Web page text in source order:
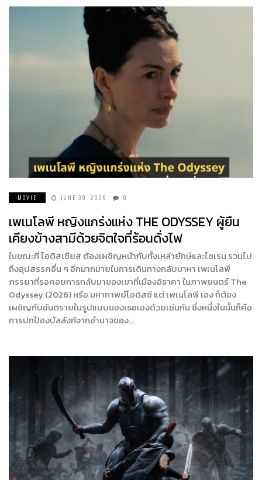
MOVIE JUNE 30, 2026 0
เพเนโลพี หญิงแกร่งแห่ง THE ODYSSEY ผู้ยืน
เคียงข้างสามีด้วยจิตใจที่ร้อนดั่งไฟ
ในขณะที่ โอดิสเซียส ต้องเผชิญหน้ากับทั้งเหล่ายักษ์และไซเรน รวมไป
ถึงอุปสรรคอื่น ๆ อีกมากมายในการเดินทางกลับมาหา เพเนโลพี
ภรรยาที่รอคอยการกลับมาของเขาที่เมืองอิธาคา ในภาพยนตร์ The
Odyssey (2026) หรือ มหากาพย์โอดิสซี แต่ เพเนโลพี เอง ก็ต้อง
เผชิญกับอันตรายในรูปแบบของเธอเองด้วยเช่นกัน ซึ่งหนึ่งในนั้นก็คือ
การปกป้องบัลลังก์จากอำนาจของ…